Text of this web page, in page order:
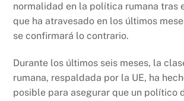
normalidad en la política rumana tras
que ha atravesado en los últimos
se confirmará lo contrario.
Durante los últimos seis meses, la
rumana, respaldada por la UE, ha
posible para asegurar que un político